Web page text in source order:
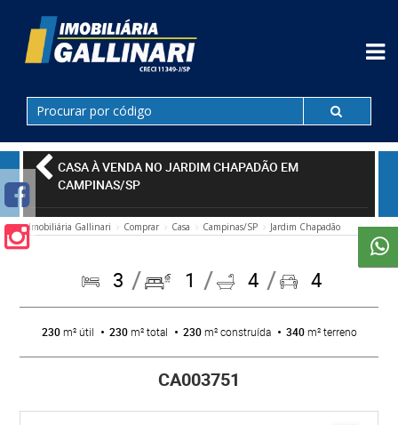
CASA À VENDA NO JARDIM CHAPADÃO EM
CAMPINAS/SP
Imobiliária Gallinari Comprar Casa Campinas/SP Jardim Chapadão
3 1 4 4
230m² útil 230m² total 230m² construída 340m² terreno
CA003751